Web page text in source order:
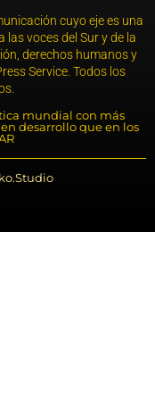
cuyo eje es una
voces del Sur y de la
derechos humanos y
Service. Todos los
mundial con más
desarrollo que en los